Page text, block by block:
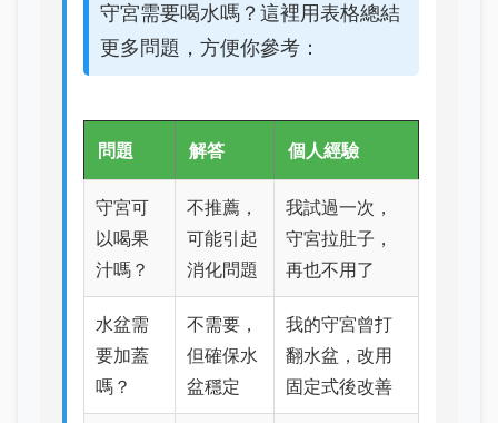
守宮需要喝水嗎？這裡用表格總結
更多問題，方便你參考：
問題 解答 個人經驗
守宮可
以喝果
汁嗎？
不推薦，
可能引起
消化問題
我試過一次，
守宮拉肚子，
再也不用了
水盆需
要加蓋
嗎？
不需要，
但確保水
盆穩定
我的守宮曾打
翻水盆，改用
固定式後改善